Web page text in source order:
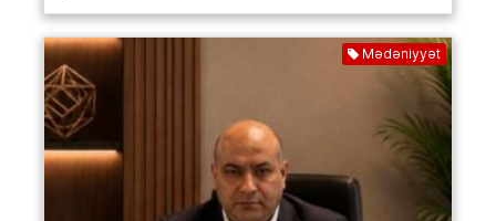
Mədəniyyət